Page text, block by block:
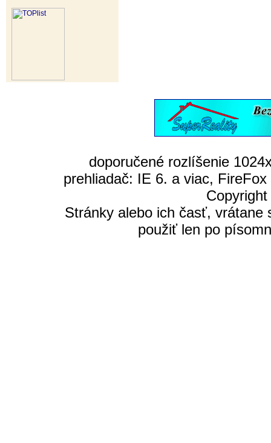
doporučené rozlíšenie
prehliadač: IE 6. a viac,
Stránky alebo ich časť, vrátane
použiť len po